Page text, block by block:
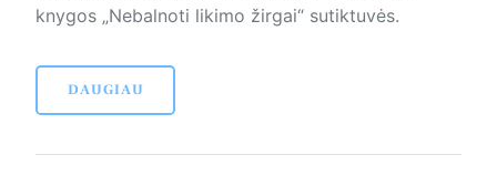
knygos „Nebalnoti likimo žirgai“ sutiktuvės.
DAUGIAU